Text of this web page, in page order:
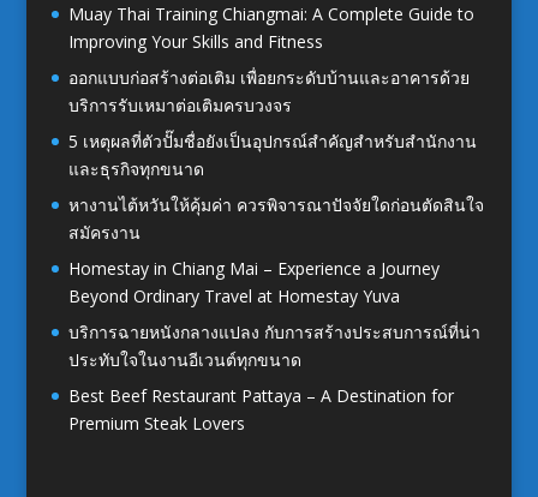
Muay Thai Training Chiangmai: A Complete Guide to
Improving Your Skills and Fitness
ออกแบบก่อสร้างต่อเติม เพื่อยกระดับบ้านและอาคารด้วย
บริการรับเหมาต่อเติมครบวงจร
5 เหตุผลที่ตัวปั๊มชื่อยังเป็นอุปกรณ์สำคัญสำหรับสำนักงาน
และธุรกิจทุกขนาด
หางานไต้หวันให้คุ้มค่า ควรพิจารณาปัจจัยใดก่อนตัดสินใจ
สมัครงาน
Homestay in Chiang Mai – Experience a Journey
Beyond Ordinary Travel at Homestay Yuva
บริการฉายหนังกลางแปลง กับการสร้างประสบการณ์ที่น่า
ประทับใจในงานอีเวนต์ทุกขนาด
Best Beef Restaurant Pattaya – A Destination for
Premium Steak Lovers